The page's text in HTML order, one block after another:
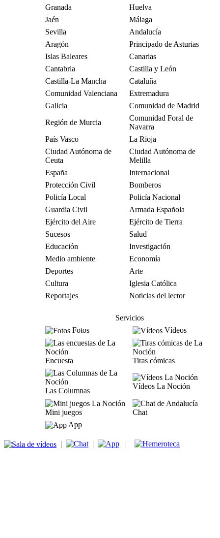
Granada
Huelva
Jaén
Málaga
Sevilla
Andalucía
Aragón
Principado de Asturias
Islas Baleares
Canarias
Cantabria
Castilla y León
Castilla-La Mancha
Cataluña
Comunidad Valenciana
Extremadura
Galicia
Comunidad de Madrid
Región de Murcia
Comunidad Foral de
Navarra
País Vasco
La Rioja
Ciudad Autónoma de
Ceuta
Ciudad Autónoma de
Melilla
España
Internacional
Protección Civil
Bomberos
Policía Local
Policía Nacional
Guardia Civil
Armada Española
Ejército del Aire
Ejército de Tierra
Sucesos
Salud
Educación
Investigación
Medio ambiente
Economía
Deportes
Arte
Cultura
Iglesia Católica
Reportajes
Noticias del lector
Servicios
Fotos
Vídeos
Encuesta Tiras cómicas
Las Columnas
Vídeos La Noción
Mini juegos
Chat
App
| | |